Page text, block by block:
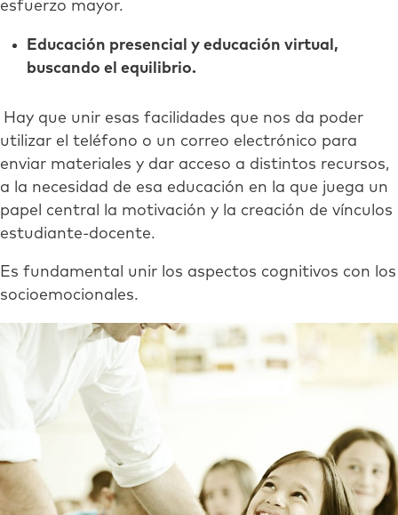
esfuerzo mayor.
Educación presencial y educación virtual,
buscando el equilibrio.
Hay que unir esas facilidades que nos da poder
utilizar el teléfono o un correo electrónico para
enviar materiales y dar acceso a distintos recursos,
a la necesidad de esa educación en la que juega un
papel central la motivación y la creación de vínculos
estudiante-docente.
Es fundamental unir los aspectos cognitivos con los
socioemocionales.